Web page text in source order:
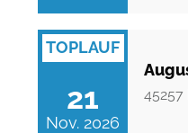
TOPLAUF
21
Nov. 2026
45257